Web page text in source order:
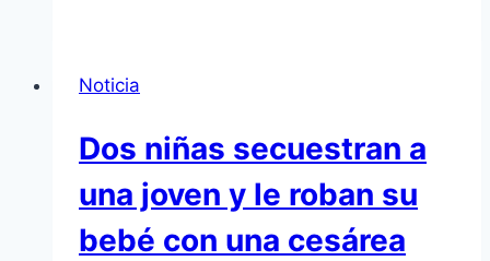
Noticia
Dos niñas secuestran a
una joven y le roban su
bebé con una cesárea